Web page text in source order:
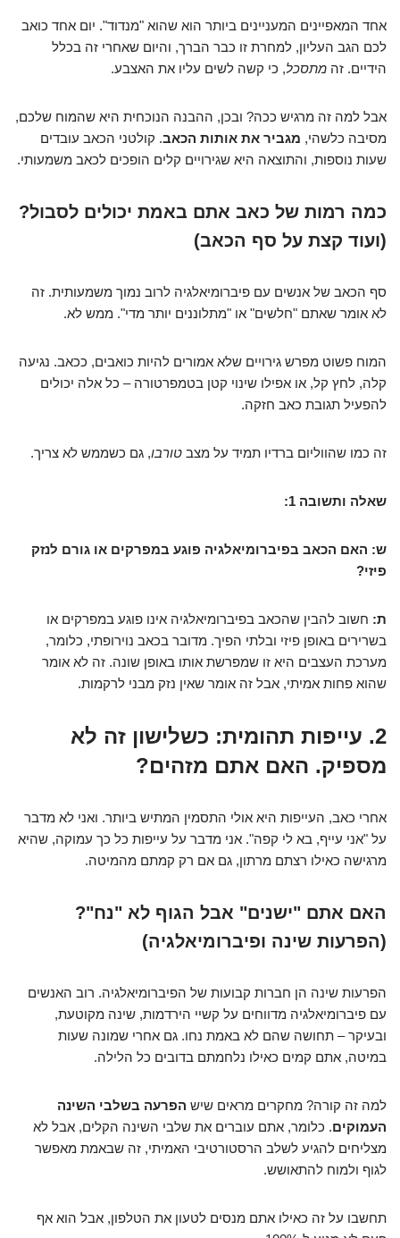
אחד המאפיינים המעניינים ביותר הוא שהוא "מנדוד". יום אחד כואב
לכם הגב העליון, למחרת זו כבר הברך, והיום שאחרי זה בכלל
הידיים. זה מתסכל, כי קשה לשים עליו את האצבע.
אבל למה זה מרגיש ככה? ובכן, ההבנה הנוכחית היא שהמוח שלכם,
מסיבה כלשהי, מגביר את אותות הכאב. קולטני הכאב עובדים
שעות נוספות, והתוצאה היא שגירויים קלים הופכים לכאב משמעותי.
כמה רמות של כאב אתם באמת יכולים לסבול?
(ועוד קצת על סף הכאב)
סף הכאב של אנשים עם פיברומיאלגיה לרוב נמוך משמעותית. זה
לא אומר שאתם "חלשים" או "מתלוננים יותר מדי". ממש לא.
המוח פשוט מפרש גירויים שלא אמורים להיות כואבים, ככאב. נגיעה
קלה, לחץ קל, או אפילו שינוי קטן בטמפרטורה – כל אלה יכולים
להפעיל תגובת כאב חזקה.
זה כמו שהווליום ברדיו תמיד על מצב טורבו, גם כשממש לא צריך.
שאלה ותשובה 1:
ש: האם הכאב בפיברומיאלגיה פוגע במפרקים או גורם לנזק
פיזי?
ת: חשוב להבין שהכאב בפיברומיאלגיה אינו פוגע במפרקים או
בשרירים באופן פיזי ובלתי הפיך. מדובר בכאב נוירופתי, כלומר,
מערכת העצבים היא זו שמפרשת אותו באופן שונה. זה לא אומר
שהוא פחות אמיתי, אבל זה אומר שאין נזק מבני לרקמות.
2. עייפות תהומית: כשלישון זה לא
מספיק. האם אתם מזהים?
אחרי כאב, העייפות היא אולי התסמין המתיש ביותר. ואני לא מדבר
על "אני עייף, בא לי קפה". אני מדבר על עייפות כל כך עמוקה, שהיא
מרגישה כאילו רצתם מרתון, גם אם רק קמתם מהמיטה.
האם אתם "ישנים" אבל הגוף לא "נח"?
(הפרעות שינה ופיברומיאלגיה)
הפרעות שינה הן חברות קבועות של הפיברומיאלגיה. רוב האנשים
עם פיברומיאלגיה מדווחים על קשיי הירדמות, שינה מקוטעת,
ובעיקר – תחושה שהם לא באמת נחו. גם אחרי שמונה שעות
במיטה, אתם קמים כאילו נלחמתם בדובים כל הלילה.
למה זה קורה? מחקרים מראים שיש הפרעה בשלבי השינה
העמוקים. כלומר, אתם עוברים את שלבי השינה הקלים, אבל לא
מצליחים להגיע לשלב הרסטורטיבי האמיתי, זה שבאמת מאפשר
לגוף ולמוח להתאושש.
תחשבו על זה כאילו אתם מנסים לטעון את הטלפון, אבל הוא אף